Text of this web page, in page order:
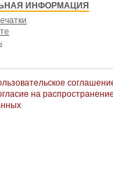
ИНФОРМАЦИЯ
на